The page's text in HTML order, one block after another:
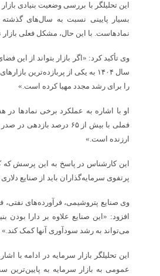
این تحلیلگر با بررسی وضعیت بنیادی
بسیار پایینی نسبت به سال‌های
نمادهاست. با این حال، مشکل فعلی
وی تأکید کرد: «اگر بازار بتواند از این
سال ۱۴۰۴ به یکی از
را برای رشد مجدد مهیا کرده است.»
فملی با بیش از ۶۵ درصد
ارزنده است.»
این کارشناس در پاسخ به این پرسش که
پرتفوی سرمایه‌گذاران باید از صنایع
وی صنایع پتروشیمی، فرآورده‌های
افزود: «این صنایع علاوه بر دارا
می‌تواند به رشد سودآوری آنها کمک کند.»
این تحلیلگر بازار سرمایه در ادامه